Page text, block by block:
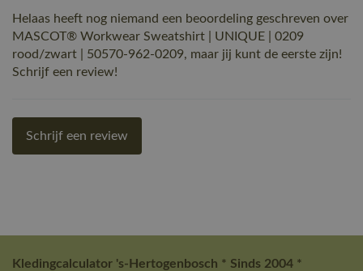
Helaas heeft nog niemand een beoordeling geschreven over
MASCOT® Workwear Sweatshirt | UNIQUE | 0209
rood/zwart | 50570-962-0209, maar jij kunt de eerste zijn!
Schrijf een review!
Schrijf een review
Kledingcalculator 's-Hertogenbosch * Sinds 2004 *